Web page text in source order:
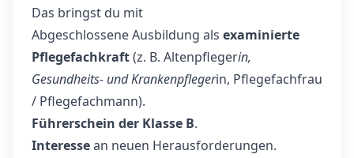
Das bringst du mit
Abgeschlossene Ausbildung als examinierte
Pflegefachkraft(z. B. Altenpflegerin,
Gesundheits- und Krankenpflegerin, Pflegefachfrau
/ Pflegefachmann).
Führerschein der Klasse B.
Interessean neuen Herausforderungen.